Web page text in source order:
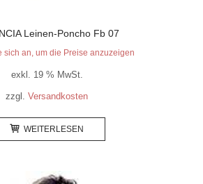
Leinen-Poncho Fb 07
sich an, um die Preise anzuzeigen
exkl. 19 % MwSt.
zzgl. Versandkosten
WEITERLESEN